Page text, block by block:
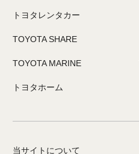
トヨタレンタカー
TOYOTA SHARE
TOYOTA MARINE
トヨタホーム
当サイトについて